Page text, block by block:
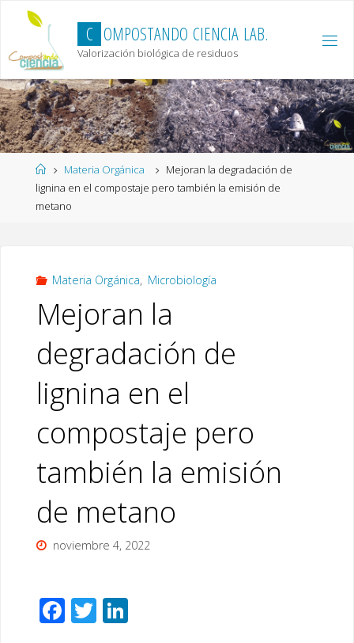
content
C OMPOSTANDO CIENCIA LAB.
Valorización biológica de residuos
HomeMateria Orgánica
Mejoran la degradación de
lignina en el compostaje pero también la emisión de
metano
Materia Orgánica, Microbiología
Mejoran la
degradación de
lignina en el
compostaje pero
también la emisión
de metano
noviembre 4, 2022
F T Li